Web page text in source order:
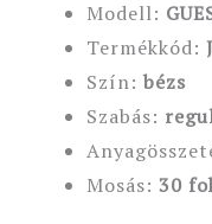
Modell:
Termékkód:
Szín:bézs
Szabás:
Mosás: 30